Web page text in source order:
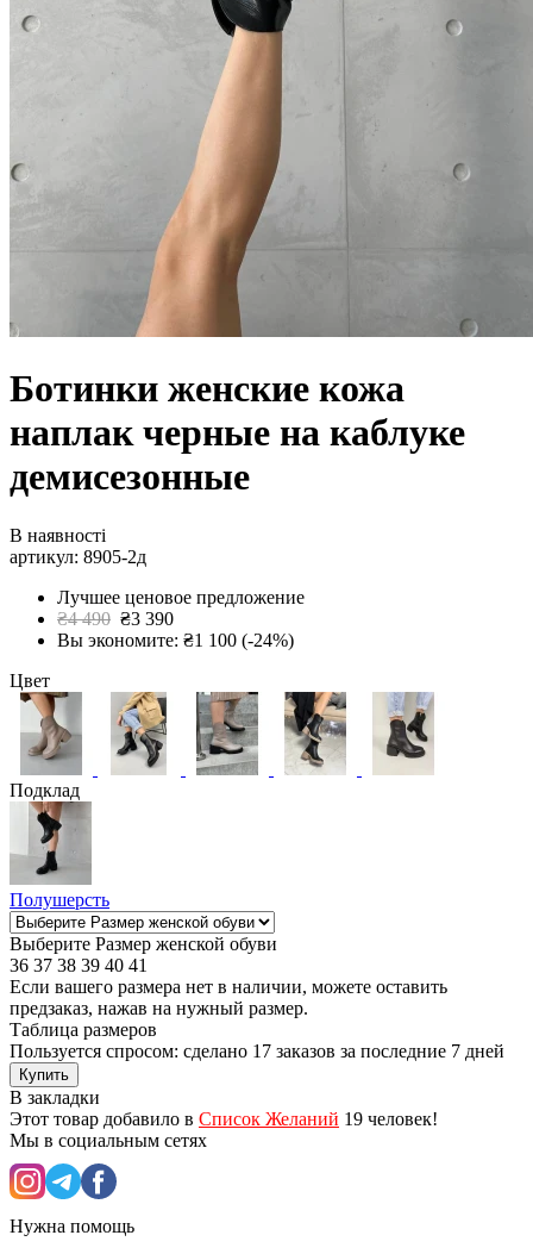
Ботинки женские кожа
наплак черные на каблуке
демисезонные
В наявності
артикул: 8905-2д
Лучшее ценовое предложение
₴4 490 ₴3 390
Вы экономите: ₴1 100 (-24%)
Цвет
Подклад
Полушерсть
Выберите Размер женской обуви
36 37 38 39 40 41
Если вашего размера нет в наличии, можете оставить
предзаказ, нажав на нужный размер.
Таблица размеров
Пользуется спросом: сделано 17 заказов за последние 7 дней
Купить
В закладки
Этот товар добавило в Список Желаний 19 человек!
Мы в социальным сетях
Нужна помощь